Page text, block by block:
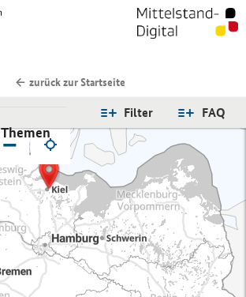
zurück zur Startseite
FAQ
Filter
Themen
−